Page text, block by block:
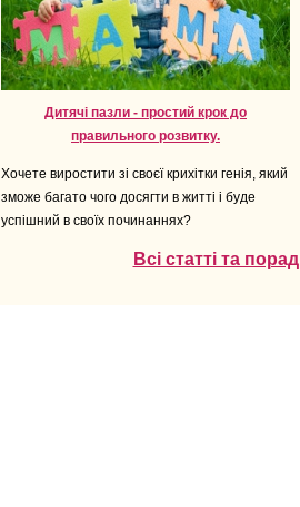
Дитячі пазли - простий крок до
правильного розвитку.
Хочете виростити зі своєї крихітки генія, який
зможе багато чого досягти в житті і буде
успішний в своїх починаннях?
Всі статті та